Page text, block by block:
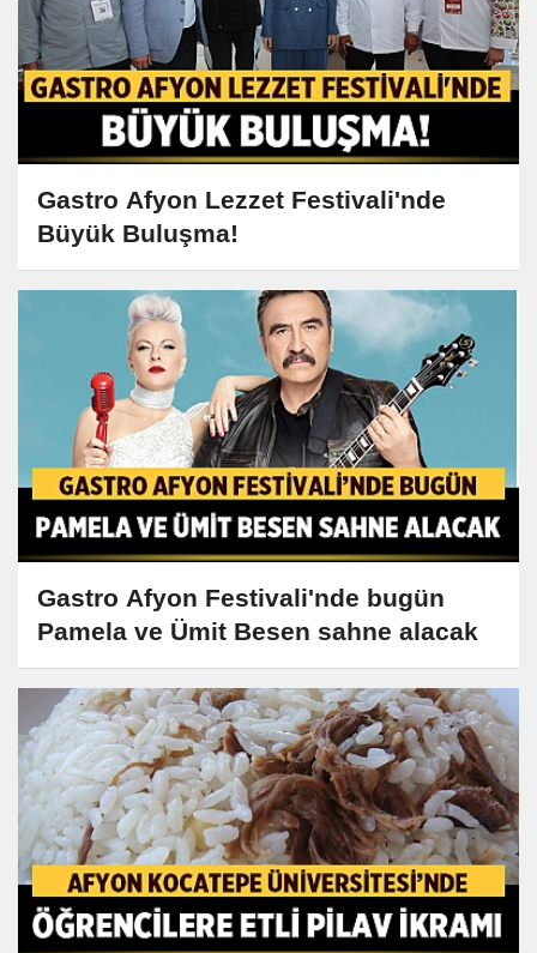
Gastro Afyon Lezzet Festivali'nde
Büyük Buluşma!
Gastro Afyon Festivali'nde bugün
Pamela ve Ümit Besen sahne alacak